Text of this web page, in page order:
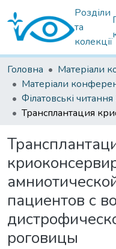
Розділи
та
колекції
Головна
Матеріали
Філатовські
пациентов с
роговицы